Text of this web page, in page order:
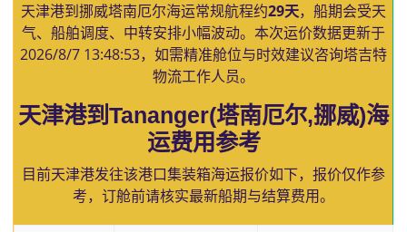
天津港到挪威塔南厄尔海运常规航程约29天，船期会受天
气、船舶调度、中转安排小幅波动。本次运价数据更新于
2026/8/7 13:48:53，如需精准舱位与时效建议咨询塔吉特
物流工作人员。
天津港到Tananger(塔南厄尔,挪威)海
运费用参考
目前天津港发往该港口集装箱海运报价如下，报价仅作参
考，订舱前请核实最新船期与结算费用。